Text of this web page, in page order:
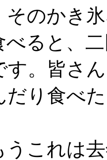
そのかき
べると、
す。皆さ
だり食べ
これは